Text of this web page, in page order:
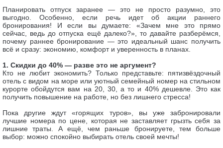
Планировать отпуск заранее — это не просто разумно, это
выгодно. Особенно, если речь идет об акции раннего
бронирования! И если вы думаете: «Зачем мне это прямо
сейчас, ведь до отпуска ещё далеко?», то давайте разберёмся,
почему раннее бронирование — это идеальный шанс получить
всё и сразу: экономию, комфорт и уверенность в планах.
1. Скидки до 40% — разве это не аргумент?
Кто не любит экономить? Только представьте: пятизвёздочный
отель с видом на море или уютный семейный номер на стильном
курорте обойдутся вам на 20, 30, а то и 40% дешевле. Это как
получить повышение на работе, но без лишнего стресса!
Пока другие ждут «горящих туров», вы уже забронировали
лучшие номера по цене, которая не заставляет грызть себя за
лишние траты. А ещё, чем раньше бронируете, тем больше
выбор: можно спокойно выбирать отель своей мечты!